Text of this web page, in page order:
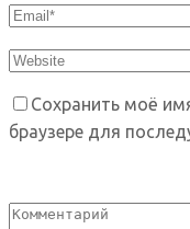
Сохранить моё
браузере для